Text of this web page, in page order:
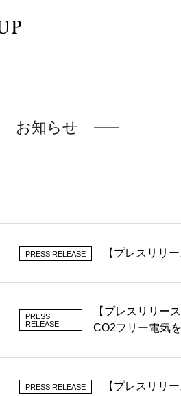
お知らせ
PRESS RELEASE 【プレスリリ
PRESS
RELEASE
【プレスリリー
CO2フリー電気
PRESS RELEASE 【プレスリリ